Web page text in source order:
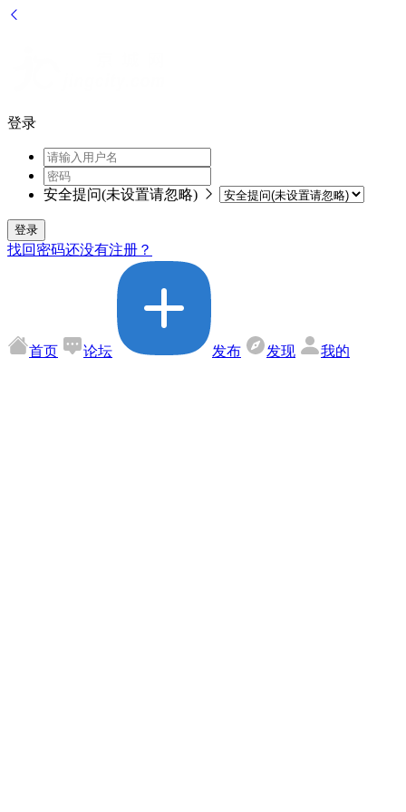
登录
安全提问(未设置请忽略)
登录
找回密码还没有注册？
首页 论坛 发布 发现 我的